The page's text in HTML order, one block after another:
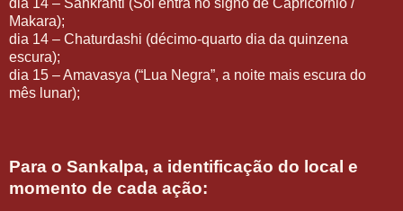
dia 14 – Sankranti (Sol entra no signo de Capricórnio /
Makara);
dia 14 – Chaturdashi (décimo-quarto dia da quinzena
escura);
dia 15 – Amavasya (“Lua Negra”, a noite mais escura do
mês lunar);
Para o Sankalpa, a identificação do local e
momento de cada ação: